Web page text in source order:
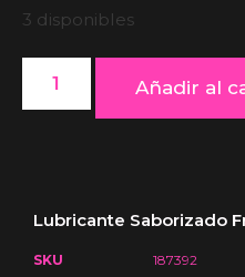
3 disponibles
Añadir al
Lubricante Saborizado
SKU
187392